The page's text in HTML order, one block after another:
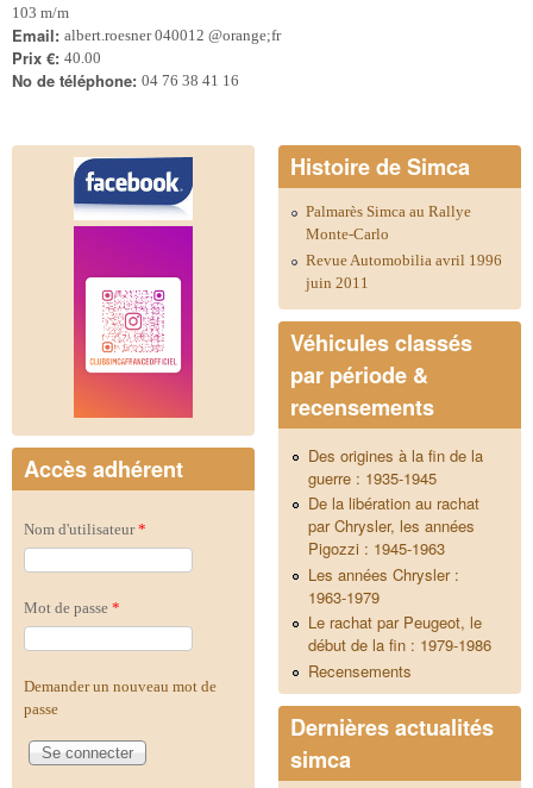
103 m/m
Email: albert.roesner 040012 @orange;fr
Prix €: 40.00
No de téléphone: 04 76 38 41 16
Accès adhérent
Nom d'utilisateur*
Mot de passe *
Demander un nouveau mot de
passe
Histoire de Simca
Palmarès Simca au Rallye
Monte-Carlo
Revue Automobilia avril 1996
juin 2011
Véhicules classés
par période &
recensements
Des origines à la fin de la
guerre : 1935-1945
De la libération au rachat
par Chrysler, les années
Pigozzi : 1945-1963
Les années Chrysler :
1963-1979
Le rachat par Peugeot, le
début de la fin : 1979-1986
Recensements
Dernières actualités
simca